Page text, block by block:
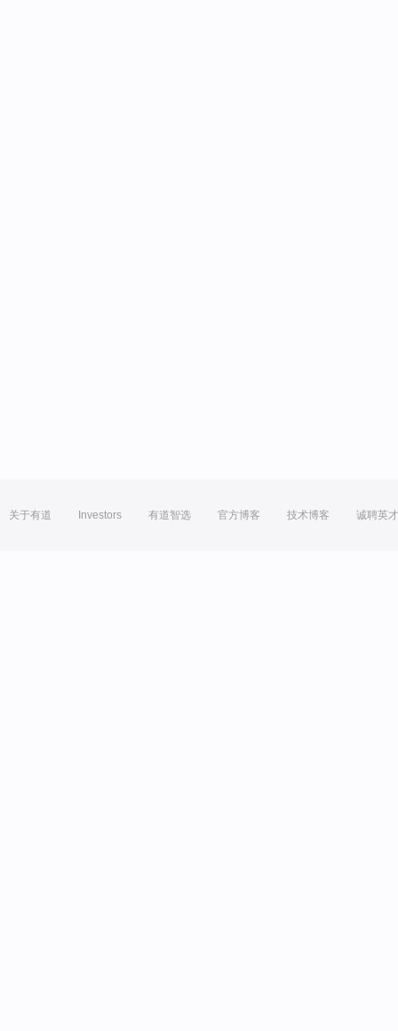
关于有道 Investors 有道智选 官方博客 技术博客 诚聘英才